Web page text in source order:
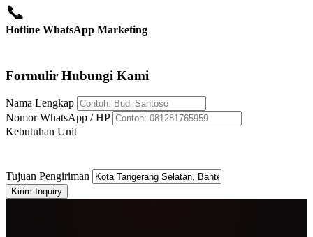
📞
Hotline WhatsApp Marketing
Formulir Hubungi Kami
Nama Lengkap
Nomor WhatsApp / HP
Kebutuhan Unit
Tujuan Pengiriman
Kirim Inquiry